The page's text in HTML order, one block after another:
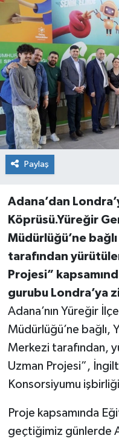
Paylaş
Adana’dan
Köprüsü.Yüreğir
Müdürlüğü’ne
tarafından
Projesi”
gurubu Londra’ya
Adana’nın Yüreğir
Müdürlüğü’ne bağlı,
Merkezi tarafından,
Uzman Projesi”,
Konsorsiyumu
Proje kapsamında
geçtiğimiz günlerde